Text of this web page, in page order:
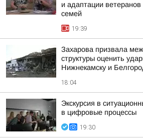
и адаптации
семей
19:39
Захарова призвала
структуры оценить
Нижнекамску и
18:04
Экскурсия в
в цифровые процессы
19:30